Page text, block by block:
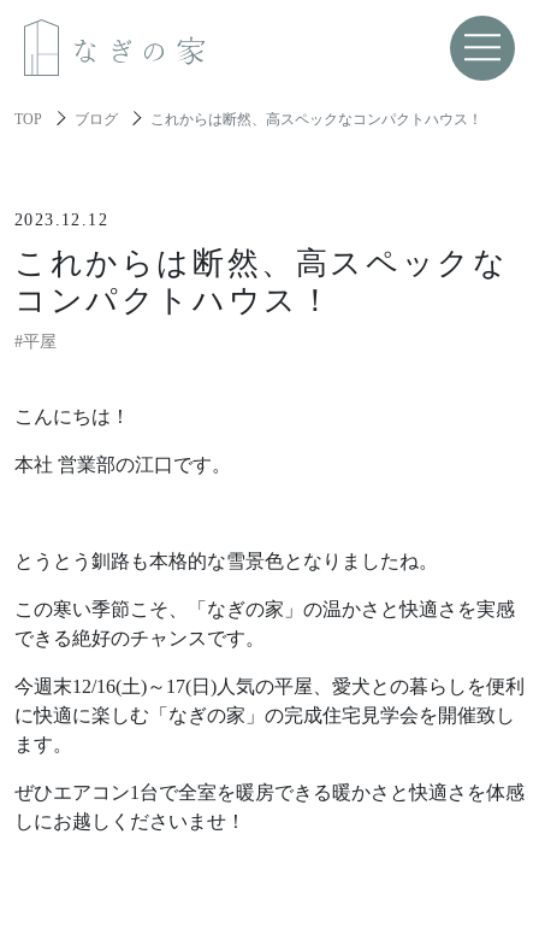
なぎの家について
Spec
性能と機能美
About build a house
不動産情報
アフターサポート
Works
施工実績
Interview
お客様の声
We are nagi
TOP ブログ これからは断然、高スペックなコンパクトハウス！
2023.12.12
これからは断然、高スペックな
コンパクトハウス！
#平屋
こんにちは！
本社 営業部の江口です。
とうとう釧路も本格的な雪景色となりましたね。
この寒い季節こそ、「なぎの家」の温かさと快適さを実感
できる絶好のチャンスです。
今週末12/16(土)～17(日)人気の平屋、愛犬との暮らしを便利
に快適に楽しむ「なぎの家」の完成住宅見学会を開催致し
ます。
ぜひエアコン1台で全室を暖房できる暖かさと快適さを体感
しにお越しくださいませ！